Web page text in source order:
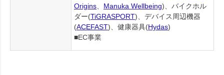
Origins
Manuka Wellbeing)、バイクホル
ダー(TiGRASPORT)、デバイス周辺機器
(ACEFAST)、健康器具(Hydas)
■EC事業